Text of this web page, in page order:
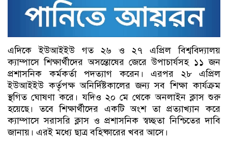
এদিকে ইউআইইউ গত ২৬ ও ২৭ এপ্রিল বিশ্ববিদ্যালয়
ক্যাম্পাসে শিক্ষার্থীদের অসন্তোষের জেরে উপাচার্যসহ ১১ জন
প্রশাসনিক কর্মকর্তা পদত্যাগ করেন। এরপর ২৮ এপ্রিল
ইউআইইউ কর্তৃপক্ষ অনির্দিষ্টকালের জন্য সব শিক্ষা কার্যক্রম
স্থগিত ঘোষণা করে। যদিও ২০ মে থেকে অনলাইন ক্লাস শুরু
হয়েছে। তবে শিক্ষার্থীদের একটি অংশ তা প্রত্যাখ্যান করে
ক্যাম্পাসে সরাসরি ক্লাস ও প্রশাসনিক স্বচ্ছতা নিশ্চিতের দাবি
জানায়। এরই মধ্যে ছাত্র বহিষ্কারের খবর আসে।